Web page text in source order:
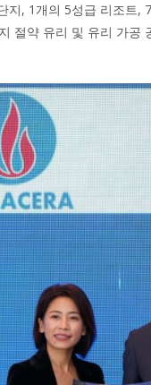
지, 1개의 5성급 리조트
절약 유리 및 유리 가